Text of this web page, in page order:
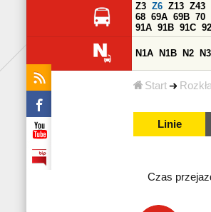
Start
Z3 Z6 Z13 Z43
68 69A 69B 70
91A 91B 91C
N1A N1B N2
Linie
Czas